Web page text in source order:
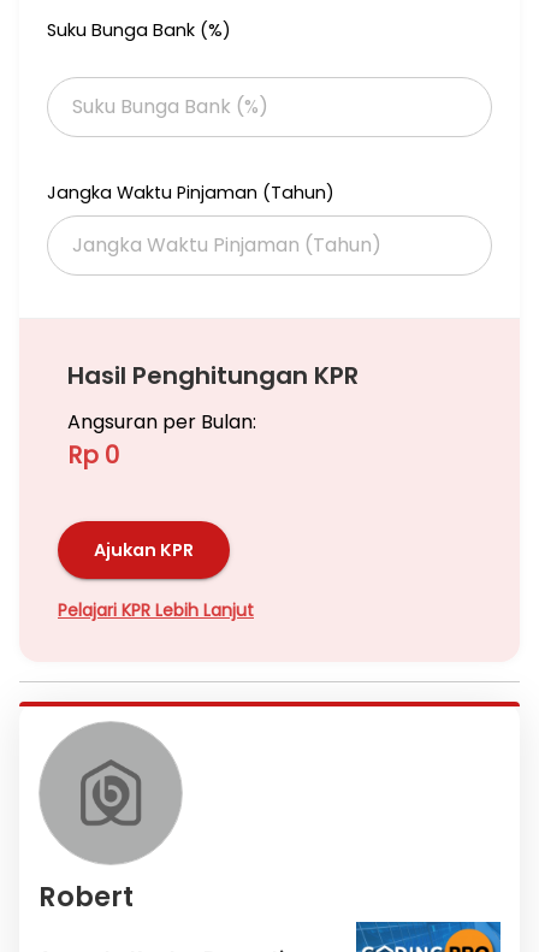
#FL.Gphi
Suku Bunga Bank (%)
Jangka Waktu Pinjaman (Tahun)
Hasil Penghitungan KPR
Angsuran per Bulan:
Rp 0
Ajukan KPR
Pelajari KPR Lebih Lanjut
Robert